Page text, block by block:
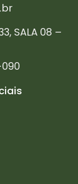
SALA 08 –